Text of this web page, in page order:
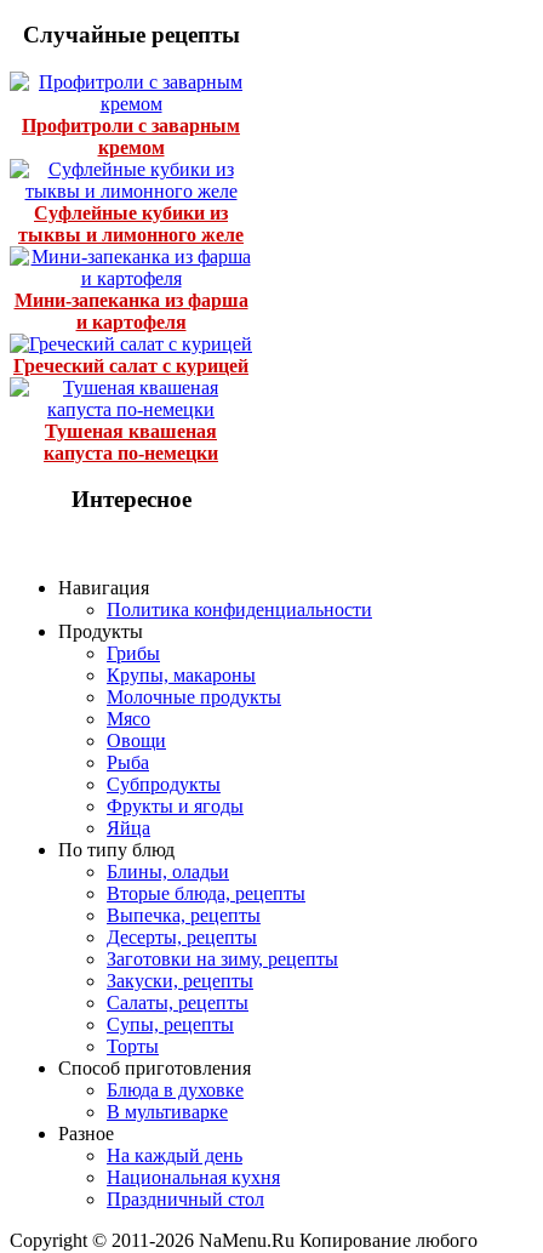
Случайные рецепты
Профитроли с заварным
кремом
Суфлейные кубики из
тыквы и лимонного желе
Мини-запеканка из фарша
и картофеля
Греческий салат с курицей
Тушеная квашеная
капуста по-немецки
Интересное
Навигация
Политика конфиденциальности
Продукты
Грибы
Крупы, макароны
Молочные продукты
Мясо
Овощи
Рыба
Субпродукты
Фрукты и ягоды
Яйца
По типу блюд
Блины, оладьи
Вторые блюда, рецепты
Выпечка, рецепты
Десерты, рецепты
Заготовки на зиму, рецепты
Закуски, рецепты
Салаты, рецепты
Супы, рецепты
Торты
Способ приготовления
Блюда в духовке
В мультиварке
Разное
На каждый день
Национальная кухня
Праздничный стол
Copyright © 2011-2026 NaMenu.Ru Копирование любого